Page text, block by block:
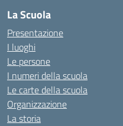
La Scuola
Presentazione
I luoghi
Le persone
I numeri della scuola
Le carte della scuola
Organizzazione
La storia